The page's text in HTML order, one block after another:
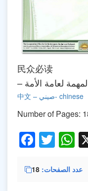
民众必读
中文 – صيني- chinese
Number of Pages:
عدد الصفحات 18